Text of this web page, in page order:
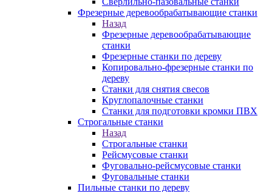
Фрезерные деревообрабатывающие станки
Назад
Фрезерные деревообрабатывающие
станки
Фрезерные станки по дереву
Копировально-фрезерные станки по
дереву
Станки для снятия свесов
Круглопалочные станки
Станки для подготовки кромки ПВХ
Строгальные станки
Назад
Строгальные станки
Рейсмусовые станки
Фуговально-рейсмусовые станки
Фуговальные станки
Пильные станки по дереву